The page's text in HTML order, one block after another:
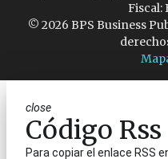
Fiscal:
© 2026 BPS Business
close
Código Rss
Para copiar el enlace RSS